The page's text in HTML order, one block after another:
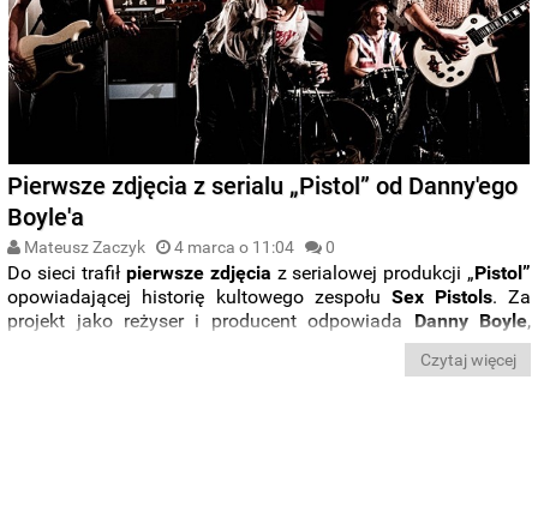
Pierwsze zdjęcia z serialu „Pistol” od Danny'ego
Boyle'a
Mateusz Zaczyk 4 marca o 11:04 0
Do sieci trafił pierwsze zdjęcia z serialowej produkcji „Pistol”
opowiadającej historię kultowego zespołu Sex Pistols. Za
projekt jako reżyser i producent odpowiada Danny Boyle,
Trainspotting”.
Czytaj więcej